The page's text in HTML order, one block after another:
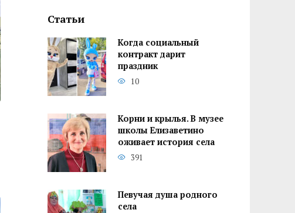
Статьи
Когда социальный
контракт дарит
праздник
10
Корни и крылья. В музее
школы Елизаветино
оживает история села
391
Певучая душа родного
села